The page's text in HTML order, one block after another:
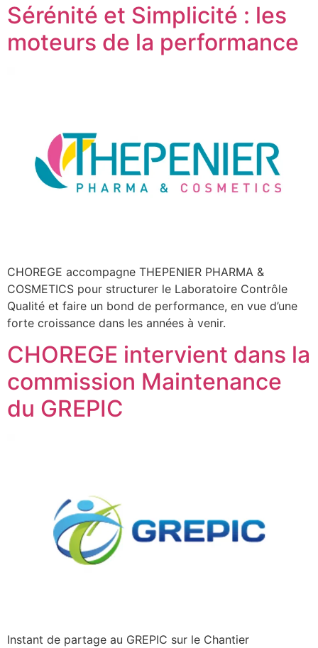
Sérénité et Simplicité : les
moteurs de la performance
CHOREGE accompagne THEPENIER PHARMA &
COSMETICS pour structurer le Laboratoire Contrôle
Qualité et faire un bond de performance, en vue d’une
forte croissance dans les années à venir.
CHOREGE intervient dans la
commission Maintenance
du GREPIC
Instant de partage au GREPIC sur le Chantier